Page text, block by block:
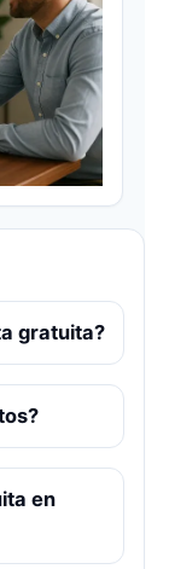
gratuita?
en